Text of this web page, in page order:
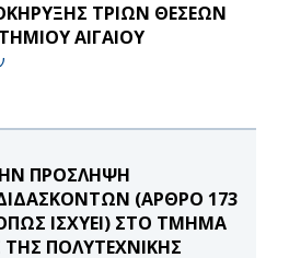
ΤΡΙΩΝ ΘΕΣΕΩΝ
ΑΙΓΑΙΟΥ
ΠΡΟΣΛΗΨΗ
(ΑΡΘΡΟ 173
ΙΣΧΥΕΙ) ΣΤΟ ΤΜΗΜΑ
ΠΟΛΥΤΕΧΝΙΚΗΣ